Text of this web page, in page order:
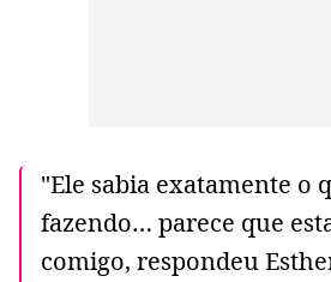
"Ele sabia exatamente o
fazendo… parece que
comigo, respondeu